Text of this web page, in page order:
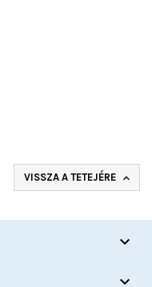
VISSZA A TETEJÉRE 

